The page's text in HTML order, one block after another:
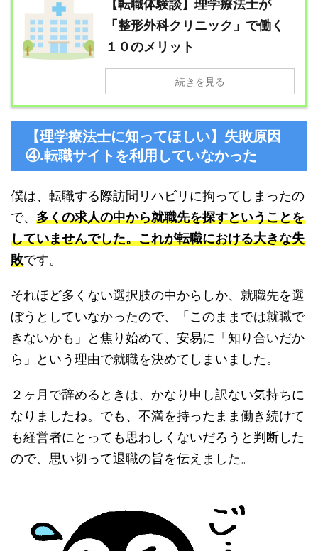
【転職体験談】理学療法士が
「整形外科クリニック」で働く
１０のメリット
続きを見る
【理学療法士に知ってほしい】失敗原因
④.転職サイトを利用していなかった
僕は、転職する際訪問リハビリに拘ってしまったの
で、 多くの求人の中から就職先を探すということを
していませんでした。これが転職における大きな失
敗です。
それほど多くない選択肢の中からしか、就職先を選
ぼうとしていなかったので、「このままでは就職で
きないかも」と焦り始めて、安易に「知り合いだか
ら」という理由で就職を決めてしまいました。
２ヶ月で辞めるときは、かなり申し訳ない気持ちに
なりましたね。でも、不満を持ったまま働き続けて
も経営者にとっても思わしくないだろうと判断した
ので、思い切って退職の旨を伝えました。